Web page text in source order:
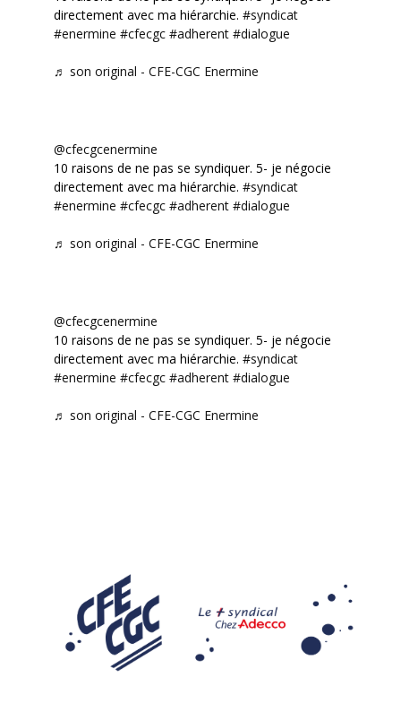
directement avec ma hiérarchie. #syndicat
#enermine #cfecgc #adherent #dialogue
♬ son original - CFE-CGC Enermine
@cfecgcenermine
10 raisons de ne pas se syndiquer. 5- je négocie
directement avec ma hiérarchie. #syndicat
#enermine #cfecgc #adherent #dialogue
♬ son original - CFE-CGC Enermine
@cfecgcenermine
10 raisons de ne pas se syndiquer. 5- je négocie
directement avec ma hiérarchie. #syndicat
#enermine #cfecgc #adherent #dialogue
♬ son original - CFE-CGC Enermine